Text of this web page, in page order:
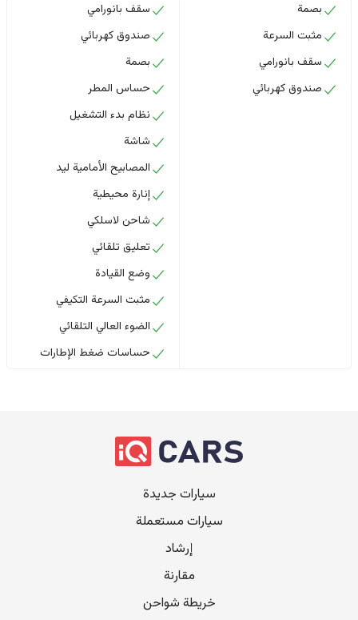
بصمة
مثبت السرعة
سقف بانورامي
صندوق كهربائي
سقف بانورامي
صندوق كهربائي
بصمة
حساس المطر
نظام بدء التشغيل
شاشة
المصابيح الأمامية ليد
إنارة محيطية
شاحن لاسلكي
تعليق تلقائي
وضع القيادة
مثبت السرعة التكيفي
الضوء العالي التلقائي
حساسات ضغط الإطارات
سيارات جديدة
سيارات مستعملة
إرشاد
مقارنة
خريطة شواحن